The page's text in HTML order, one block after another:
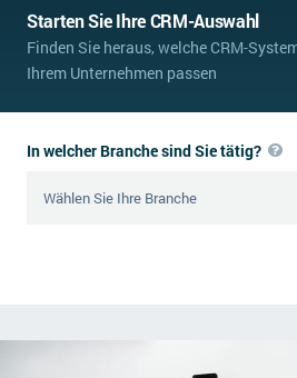
Starten Sie Ihre CRM-Auswahl
Finden Sie heraus, welche CRM-
Ihrem Unternehmen passen
In welcher Branche sind Sie tätig?